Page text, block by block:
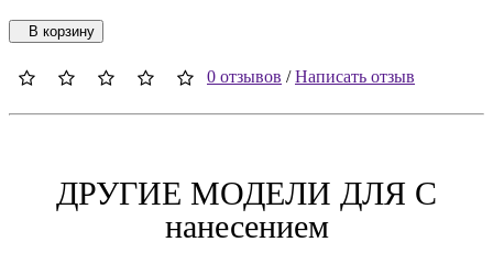
В корзину
0 отзывов /Написать отзыв
ДРУГИЕ МОДЕЛИ ДЛЯ C
нанесением